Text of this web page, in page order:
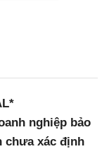
nghiệp bảo
chưa xác định